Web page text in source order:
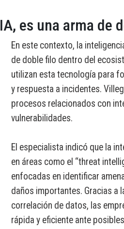
IA, es una arma de
En este contexto, la
de doble filo dentro del
utilizan esta tecnología para
y respuesta a incidentes.
procesos relacionados con
vulnerabilidades.
El especialista indicó que la
en áreas como el “threat
enfocadas en identificar
daños importantes. Gracias a
correlación de datos, las
rápida y eficiente ante